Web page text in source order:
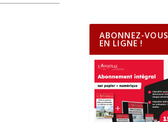
ABONNEZ-VOUS
EN LIGNE !